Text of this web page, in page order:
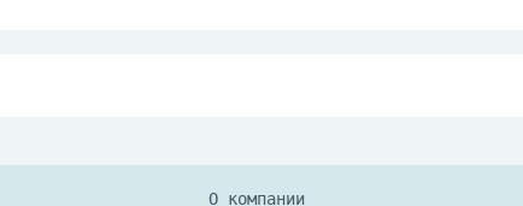
О компании